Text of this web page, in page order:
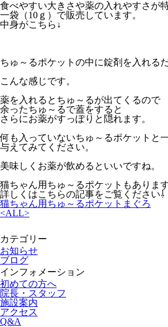
食べやすい大きさや薬の入れやすさが
一袋（10ｇ）で販売しています。
中身がこちら↓
ちゅ～るポケットの中に錠剤を入れる
こんな感じです。
薬を入れるとちゅ～るが出てくるので
余ったちゅ～るで蓋をすると
さらにお薬がすっぽりと隠れます。
何も入っていないちゅ～るポケットと
与えてみてください。
美味しくお薬が飲めるといいですね。
猫ちゃん用ちゅ～るポケットもあります
詳しくはこちらの記事をご覧ください⇩
猫ちゃん用ちゅ～るポケットまぐろ
<ALL>
カテゴリー
お知らせ
ブログ
インフォメーション
初めての方へ
院長・スタッフ
施設案内
アクセス
Q&A